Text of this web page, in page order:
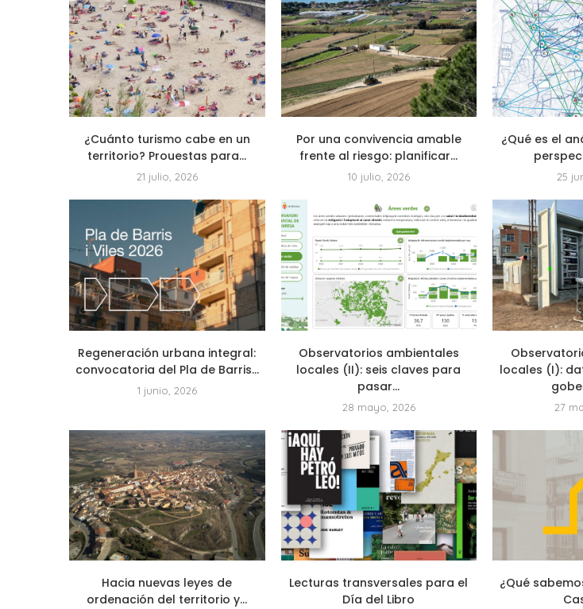
¿Cuánto turismo cabe en un
territorio? Prouestas para...
21 julio, 2026
Por una convivencia amable
frente al riesgo: planificar...
10 julio, 2026
¿Qué es el
25
Regeneración urbana integral:
convocatoria del Pla de Barris...
1 junio, 2026
Observatorios ambientales
locales (II): seis claves para
pasar...
28 mayo, 2026
locales (I):
27
Hacia nuevas leyes de
ordenación del territorio y...
Lecturas transversales para el
Día del Libro
¿Qué